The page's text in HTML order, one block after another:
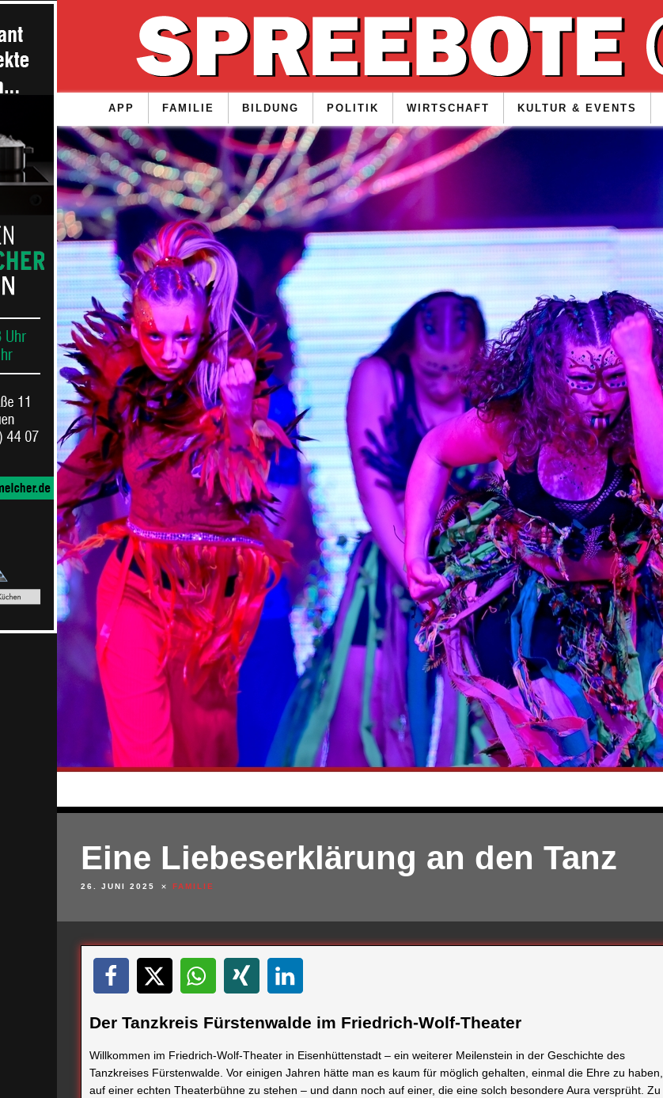
APP FAMILIE BILDUNG POLITIK WIRTSCHAFT KULTUR & EVENTS
Eine Liebeserklärung an den Tanz
26. JUNI 2025 FAMILIE
Der Tanzkreis Fürstenwalde im Friedrich-Wolf-Theater
Willkommen im Friedrich-Wolf-Theater in Eisenhüttenstadt – ein weiterer Meilenstein in der Geschichte des
Tanzkreises Fürstenwalde. Vor einigen Jahren hätte man es kaum für möglich gehalten, einmal die Ehre zu haben,
auf einer echten Theaterbühne zu stehen – und dann noch auf einer, die eine solch besondere Aura versprüht. Zu